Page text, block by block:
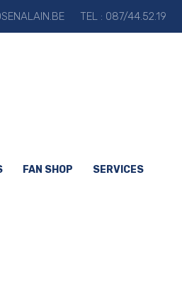
TEL : 087/44.52.19
FAN SHOP SERVICES